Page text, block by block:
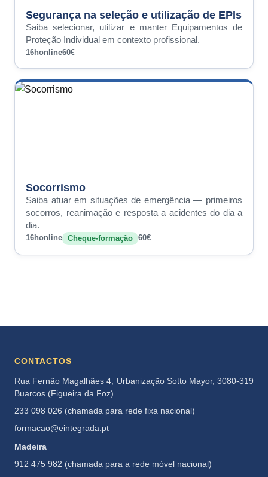
Segurança na seleção e utilização de EPIs
Saiba selecionar, utilizar e manter Equipamentos de
Proteção Individual em contexto profissional.
16honline60€
Socorrismo
Saiba atuar em situações de emergência — primeiros
socorros, reanimação e resposta a acidentes do dia a
dia.
16honline Cheque-formação 60€
CONTACTOS
Rua Fernão Magalhães 4, Urbanização Sotto Mayor, 3080-319
Buarcos (Figueira da Foz)
233 098 026 (chamada para rede fixa nacional)
formacao@eintegrada.pt
Madeira
912 475 982 (chamada para a rede móvel nacional)